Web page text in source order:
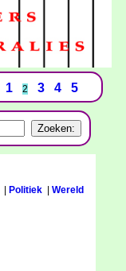
1 2 3 4 5
Politiek Wereld